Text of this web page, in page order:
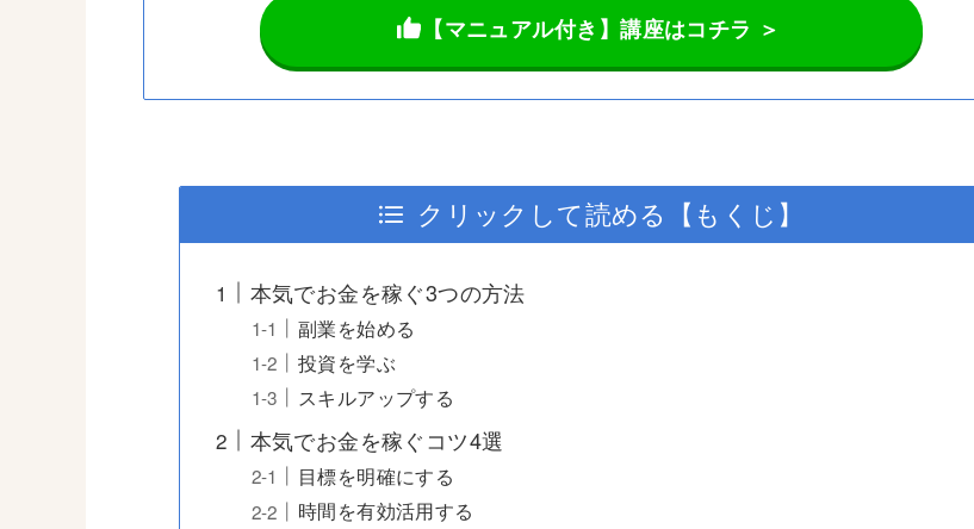
【マニュアル付き】講座はコチラ ＞
クリックして読める【もくじ】
本気でお金を稼ぐ3つの方法
副業を始める
投資を学ぶ
スキルアップする
本気でお金を稼ぐコツ4選
目標を明確にする
時間を有効活用する